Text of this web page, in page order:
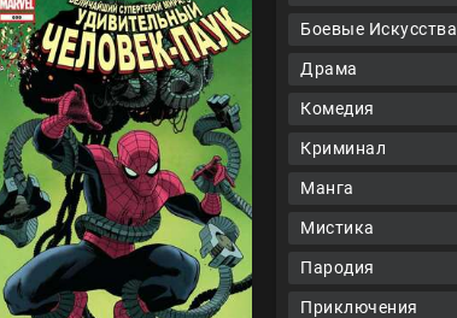
Боевые Искусства
Драма
Комедия
Криминал
Манга
Мистика
Пародия
Приключения